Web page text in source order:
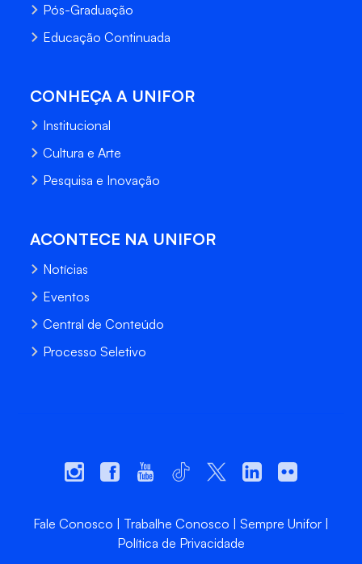
Pós-Graduação
Educação Continuada
CONHEÇA A UNIFOR
Institucional
Cultura e Arte
Pesquisa e Inovação
ACONTECE NA UNIFOR
Notícias
Eventos
Central de Conteúdo
Processo Seletivo
Fale Conosco Trabalhe Conosco
Sempre Unifor
Política de Privacidade